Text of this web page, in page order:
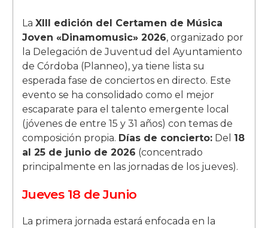
La XIII edición del Certamen de Música
Joven «Dinamomusic» 2026, organizado por
la Delegación de Juventud del Ayuntamiento
de Córdoba (Planneo), ya tiene lista su
esperada fase de conciertos en directo. Este
evento se ha consolidado como el mejor
escaparate para el talento emergente local
(jóvenes de entre 15 y 31 años) con temas de
composición propia. Días de concierto:Del 18
al 25 de junio de 2026 (concentrado
principalmente en las jornadas de los jueves).
Jueves 18 de Junio
La primera jornada estará enfocada en la